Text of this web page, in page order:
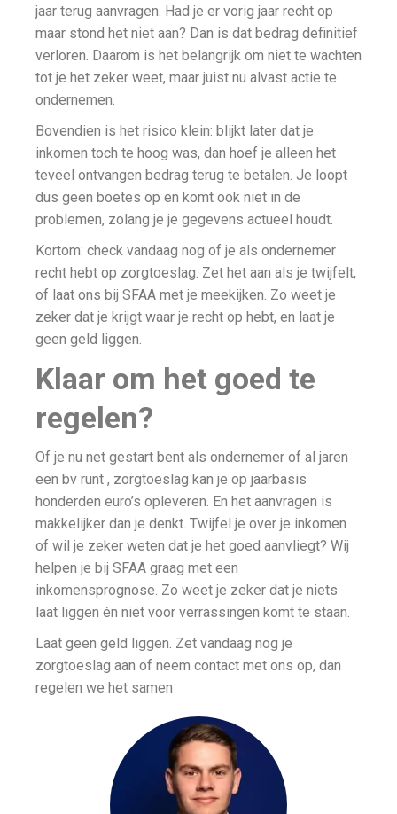
jaar terug aanvragen. Had je er vorig jaar recht op
maar stond het niet aan? Dan is dat bedrag definitief
verloren. Daarom is het belangrijk om niet te wachten
tot je het zeker weet, maar juist nu alvast actie te
ondernemen.
Bovendien is het risico klein: blijkt later dat je
inkomen toch te hoog was, dan hoef je alleen het
teveel ontvangen bedrag terug te betalen. Je loopt
dus geen boetes op en komt ook niet in de
problemen, zolang je je gegevens actueel houdt.
Kortom: check vandaag nog of je als ondernemer
recht hebt op zorgtoeslag. Zet het aan als je twijfelt,
of laat ons bij SFAA met je meekijken. Zo weet je
zeker dat je krijgt waar je recht op hebt, en laat je
geen geld liggen.
Klaar om het goed te
regelen?
Of je nu net gestart bent als ondernemer of al jaren
een bv runt , zorgtoeslag kan je op jaarbasis
honderden euro’s opleveren. En het aanvragen is
makkelijker dan je denkt. Twijfel je over je inkomen
of wil je zeker weten dat je het goed aanvliegt? Wij
helpen je bij SFAA graag met een
inkomensprognose. Zo weet je zeker dat je niets
laat liggen én niet voor verrassingen komt te staan.
Laat geen geld liggen. Zet vandaag nog je
zorgtoeslag aan of neem contact met ons op, dan
regelen we het samen